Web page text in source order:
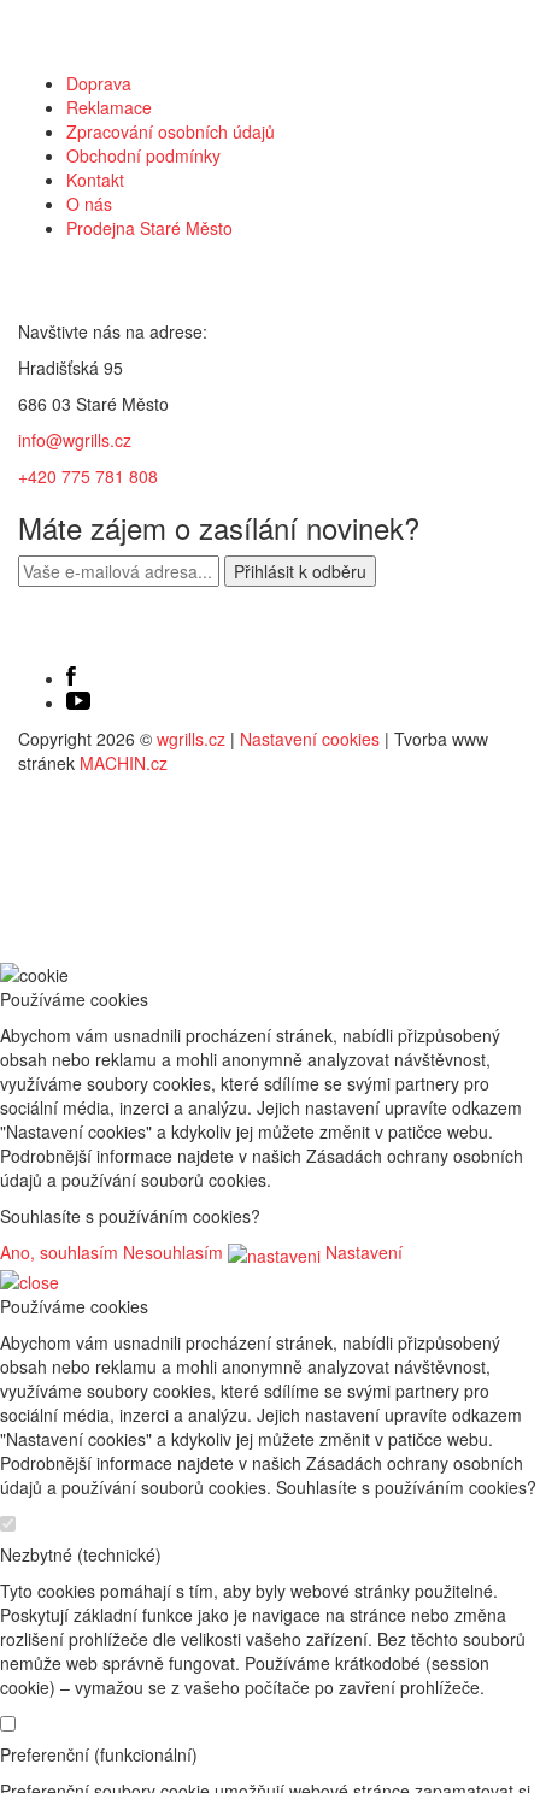
Doprava
Reklamace
Zpracování osobních údajů
Obchodní podmínky
Kontakt
O nás
Prodejna Staré Město
Navštivte nás na adrese:
Hradišťská 95
686 03 Staré Město
info@wgrills.cz
+420 775 781 808
Máte zájem o zasílání novinek?
Copyright 2026 © wgrills.cz | Nastavení cookies | Tvorba www
stránek MACHIN.cz
Používáme cookies
Abychom vám usnadnili procházení stránek, nabídli přizpůsobený
obsah nebo reklamu a mohli anonymně analyzovat návštěvnost,
využíváme soubory cookies, které sdílíme se svými partnery pro
sociální média, inzerci a analýzu. Jejich nastavení upravíte odkazem
"Nastavení cookies" a kdykoliv jej můžete změnit v patičce webu.
Podrobnější informace najdete v našich Zásadách ochrany osobních
údajů a používání souborů cookies.
Souhlasíte s používáním cookies?
Ano, souhlasím Nesouhlasím Nastavení
Používáme cookies
Abychom vám usnadnili procházení stránek, nabídli přizpůsobený
obsah nebo reklamu a mohli anonymně analyzovat návštěvnost,
využíváme soubory cookies, které sdílíme se svými partnery pro
sociální média, inzerci a analýzu. Jejich nastavení upravíte odkazem
"Nastavení cookies" a kdykoliv jej můžete změnit v patičce webu.
Podrobnější informace najdete v našich Zásadách ochrany osobních
údajů a používání souborů cookies. Souhlasíte s používáním cookies?
Nezbytné (technické)
Tyto cookies pomáhají s tím, aby byly webové stránky použitelné.
Poskytují základní funkce jako je navigace na stránce nebo změna
rozlišení prohlížeče dle velikosti vašeho zařízení. Bez těchto souborů
nemůže web správně fungovat. Používáme krátkodobé (session
cookie) – vymažou se z vašeho počítače po zavření prohlížeče.
Preferenční (funkcionální)